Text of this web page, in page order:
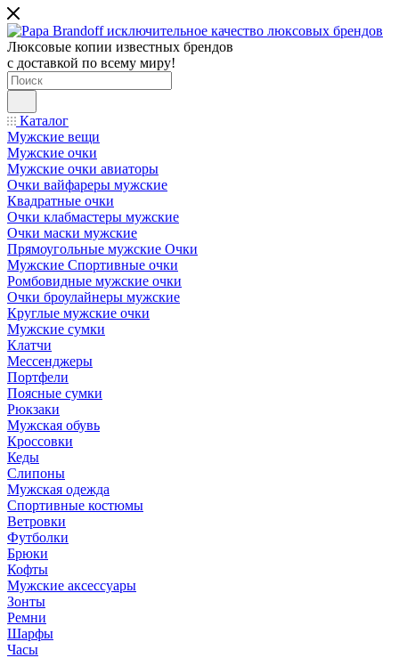
Люксовые копии известных брендов
с доставкой по всему миру!
Каталог
Мужские вещи
Мужские очки
Мужские очки авиаторы
Очки вайфареры мужские
Квадратные очки
Очки клабмастеры мужские
Очки маски мужские
Прямоугольные мужские Очки
Мужские Спортивные очки
Ромбовидные мужские очки
Очки броулайнеры мужские
Круглые мужские очки
Мужские сумки
Клатчи
Мессенджеры
Портфели
Поясные сумки
Рюкзаки
Мужская обувь
Кроссовки
Кеды
Слипоны
Мужская одежда
Спортивные костюмы
Ветровки
Футболки
Брюки
Кофты
Мужские аксессуары
Зонты
Ремни
Шарфы
Часы